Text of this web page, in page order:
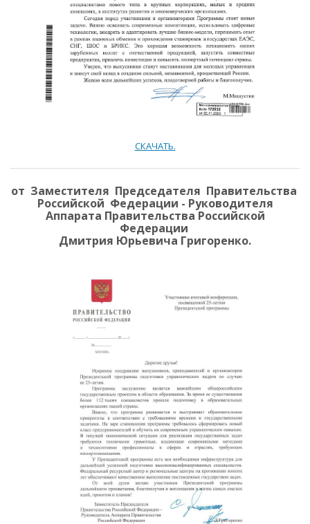
СКАЧАТЬ.
от Заместителя Председателя Правительства
Российской Федерации - Руководителя
Аппарата Правительства Российской
Федерации
Дмитрия Юрьевича Григоренко.